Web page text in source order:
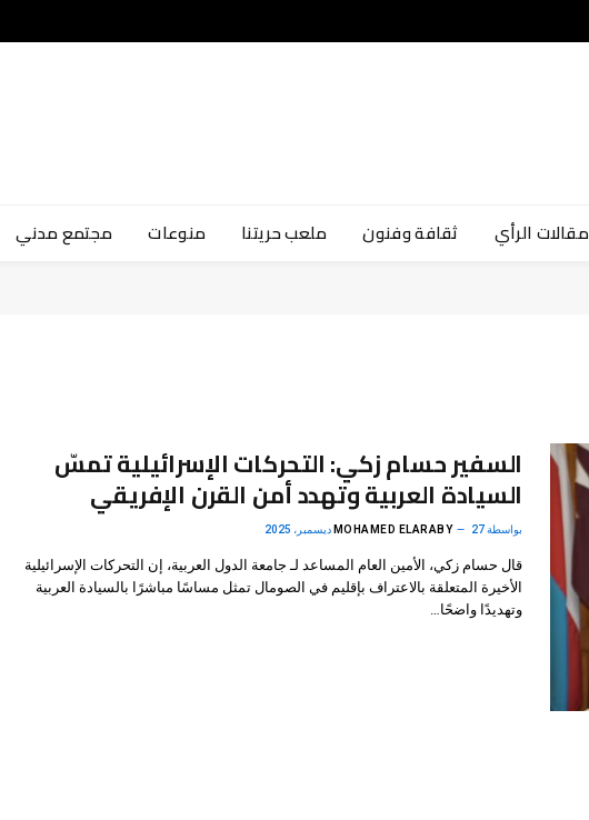
مقالات الرأي ثقافة وفنون ملعب حريتنا منوعات مجتمع مدني
السفير حسام زكي: التحركات الإسرائيلية تمسّ
السيادة العربية وتهدد أمن القرن الإفريقي
بواسطة MOHAMED ELARABY 27 ديسمبر، 2025
قال حسام زكي، الأمين العام المساعد لـ جامعة الدول العربية، إن التحركات الإسرائيلية
الأخيرة المتعلقة بالاعتراف بإقليم في الصومال تمثل مساسًا مباشرًا بالسيادة العربية
وتهديدًا واضحًا…